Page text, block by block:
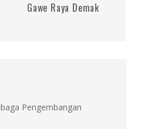
Gawe Raya Demak
Pengembangan